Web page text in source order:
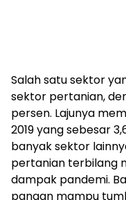
Salah satu sektor
sektor pertanian,
persen. Lajunya
2019 yang sebesar
banyak sektor
pertanian terbilang
dampak pandemi.
pangan mampu